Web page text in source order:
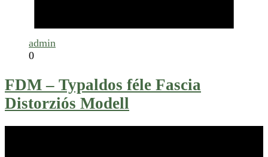
admin
0
FDM – Typaldos féle Fascia
Distorziós Modell